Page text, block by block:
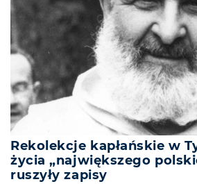
Rekolekcje kapłańskie w
życia „największego
ruszyły zapisy